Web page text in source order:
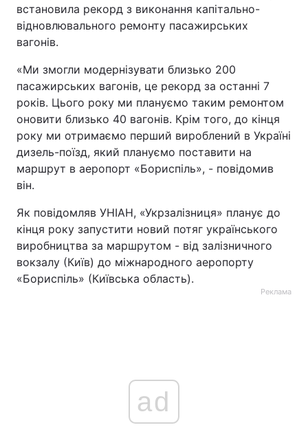
встановила рекорд з виконання капітально-
відновлювального ремонту пасажирських
вагонів.
«Ми змогли модернізувати близько 200
пасажирських вагонів, це рекорд за останні 7
років. Цього року ми плануємо таким ремонтом
оновити близько 40 вагонів. Крім того, до кінця
року ми отримаємо перший вироблений в Україні
дизель-поїзд, який плануємо поставити на
маршрут в аеропорт «Бориспіль», - повідомив
він.
Як повідомляв УНІАН, «Укрзалізниця» планує до
кінця року запустити новий потяг українського
виробництва за маршрутом - від залізничного
вокзалу (Київ) до міжнародного аеропорту
«Бориспіль» (Київська область).
Реклама
ad